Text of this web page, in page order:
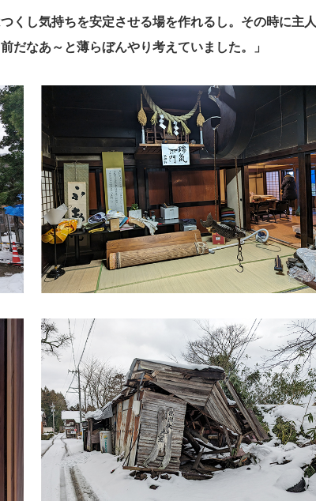
くし気持ちを安定させる場を作れるし。その時に主人
だなあ～と薄らぼんやり考えていました。」